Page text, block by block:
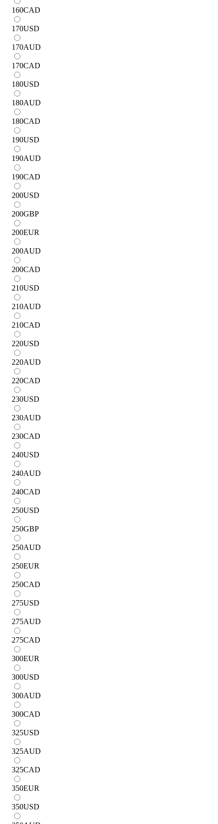
160CAD
170USD
170AUD
170CAD
180USD
180AUD
180CAD
190USD
190AUD
190CAD
200USD
200GBP
200EUR
200AUD
200CAD
210USD
210AUD
210CAD
220USD
220AUD
220CAD
230USD
230AUD
230CAD
240USD
240AUD
240CAD
250USD
250GBP
250AUD
250EUR
250CAD
275USD
275AUD
275CAD
300EUR
300USD
300AUD
300CAD
325USD
325AUD
325CAD
350EUR
350USD